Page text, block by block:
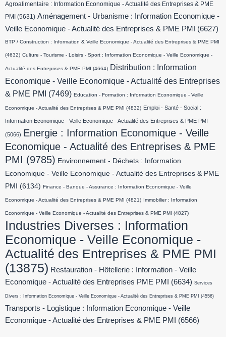
Agroalimentaire : Information Economique - Actualité des Entreprises & PME
PMI (5631) Aménagement - Urbanisme : Information Economique -
Veille Economique - Actualité des Entreprises & PME PMI
(6627)
BTP / Construction : Information & Veille Economique - Actualité des Entreprises & PME PMI
(4632) Culture - Tourisme - Loisirs - Sport : Information Economique - Veille Economique -
Actualité des Entreprises & PME PMI (4664) Distribution : Information
Economique - Veille Economique - Actualité des Entreprises
& PME PMI
(7469) Education - Formation : Information Economique - Veille
Economique - Actualité des Entreprises & PME PMI (4832) Emploi - Santé - Social :
Information Economique - Veille Economique - Actualité des Entreprises & PME PMI
(5066) Energie : Information Economique - Veille
Economique - Actualité des Entreprises & PME
PMI (9785) Environnement - Déchets : Information
Economique - Veille Economique - Actualité des Entreprises & PME
PMI
(6134) Finance - Banque - Assurance : Information Economique - Veille
Economique - Actualité des Entreprises & PME PMI (4821) Immobilier : Information
Economique - Veille Economique - Actualité des Entreprises & PME PMI (4827)
Industries Diverses : Information
Economique - Veille Economique -
Actualité des Entreprises & PME PMI
(13875) Restauration - Hôtellerie : Information - Veille
Economique - Actualité des Entreprises PME PMI
(6634) Services
Divers : Information Economique - Veille Economique - Actualité des Entreprises & PME PMI (4556)
Transports - Logistique : Information Economique - Veille
Economique - Actualité des Entreprises & PME PMI
(6566)